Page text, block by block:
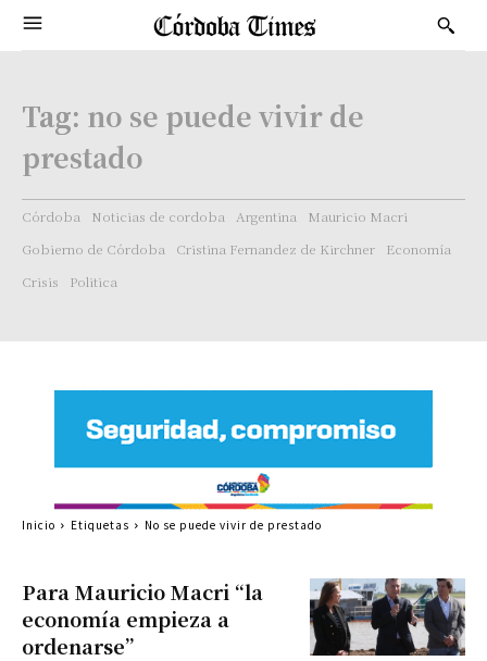
Tag: no se puede vivir de
prestado
Córdoba Noticias de cordoba Argentina
Mauricio Macri
Gobierno de Córdoba
Cristina Fernandez de Kirchner
Economía
Crisis
Politica
Para Mauricio Macri “la
economía empieza a
ordenarse”
Inicio Etiquetas No se puede vivir de prestado